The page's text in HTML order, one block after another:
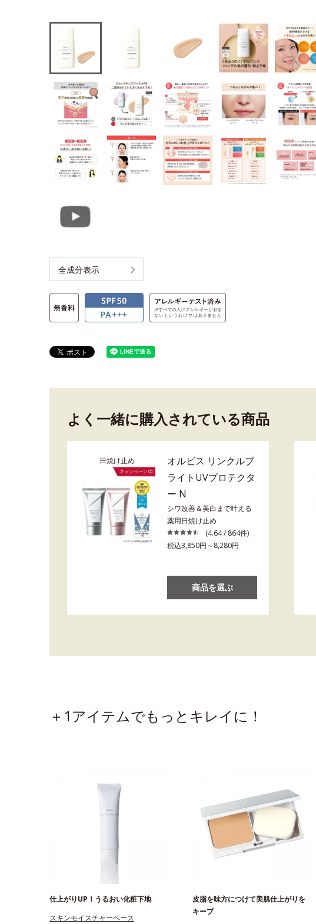
全成分表示
よく一緒に購入されている商品
日焼け止め
オルビス リンクルブ
ライトUVプロテクタ
ー N
シワ改善＆美白まで叶える
薬用日焼け止め
(4.64 / 864件)
税込3,850円～8,280円
商品を選ぶ
＋1アイテムでもっとキレイに！
仕上がりUP！うるおい化粧下地
スキンモイスチャーベース
皮脂を味方につけて美肌仕上がりを
キープ